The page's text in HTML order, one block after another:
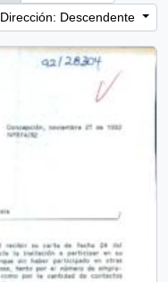
Dirección: Descendente